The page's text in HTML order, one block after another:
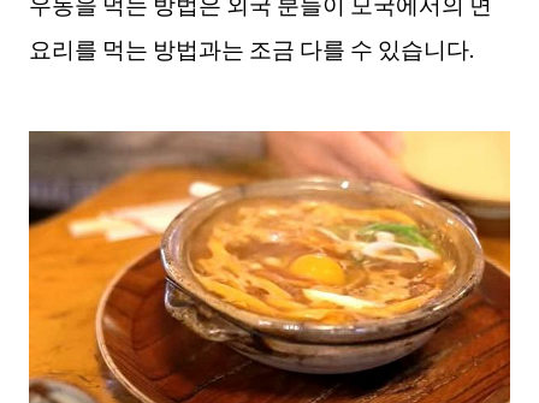
요리를 먹는 방법과는 조금 다를 수 있습니다.